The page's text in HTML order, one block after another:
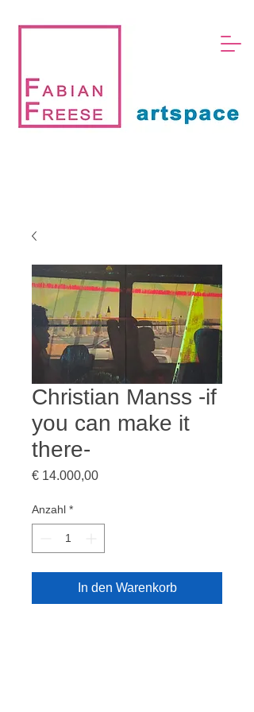
Christian Manss -if
you can make it
there-
€ 14.000,00Preis
Anzahl *
In den Warenkorb